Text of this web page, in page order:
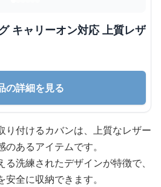
キャリーオン対応 上質レザ
の詳細を見る
り付けるカバンは、上質なレザー
あるアイテムです。
洗練されたデザインが特徴で、
全に収納できます。